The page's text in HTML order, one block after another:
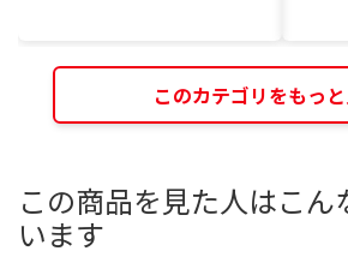
このカテゴリをもっ
この商品を見た人はこん
います